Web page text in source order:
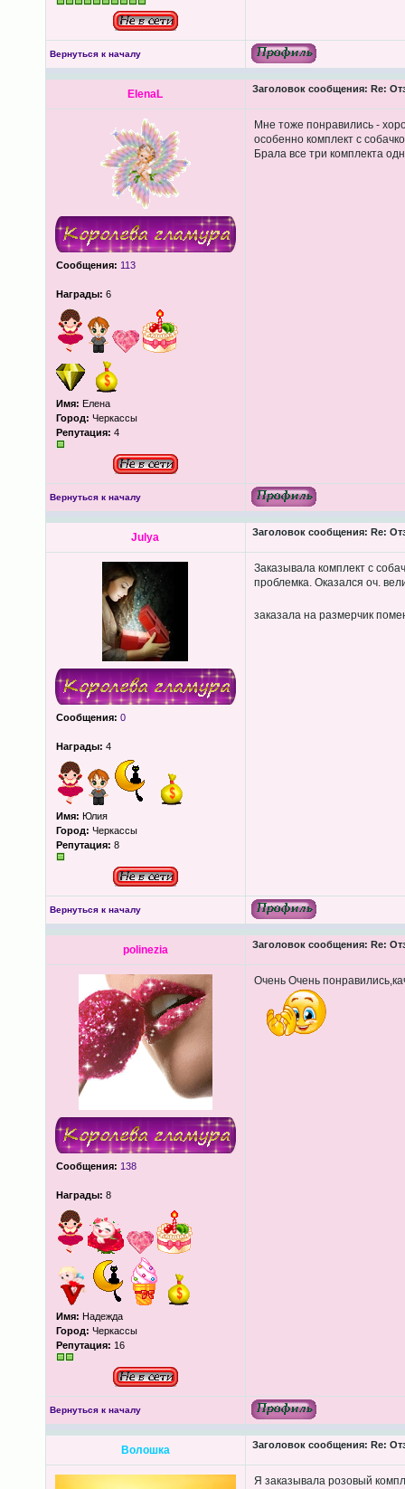
Вернуться к началу
ElenaL Заголовок сообщения: Re:
Сообщения: 113
Награды: 6
Имя: Елена
Город: Черкассы
Репутация: 4
Мне тоже понравились -
особенно комплект с
Брала все три комплекта
Вернуться к началу
Julya Заголовок сообщения: Re:
Сообщения: 0
Награды: 4
Имя: Юлия
Город: Черкассы
Репутация: 8
Заказывала комплект с
проблемка. Оказался оч.
заказала на размерчик
Вернуться к началу
polinezia Заголовок сообщения: Re:
Сообщения: 138
Награды: 8
Имя: Надежда
Город: Черкассы
Репутация: 16
Очень Очень
Вернуться к началу
Волошка Заголовок сообщения: Re:
Я заказывала розовый